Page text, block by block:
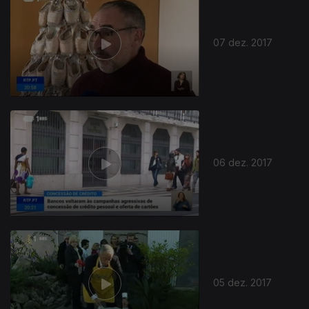
07 dez. 2017
06 dez. 2017
05 dez. 2017